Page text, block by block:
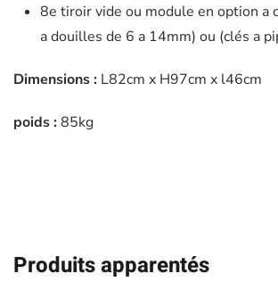
8e tiroir vide ou module en option a
a douilles de 6 a 14mm) ou (clés a
Dimensions : L82cm x H97cm x l46cm
poids :85kg
Produits apparentés